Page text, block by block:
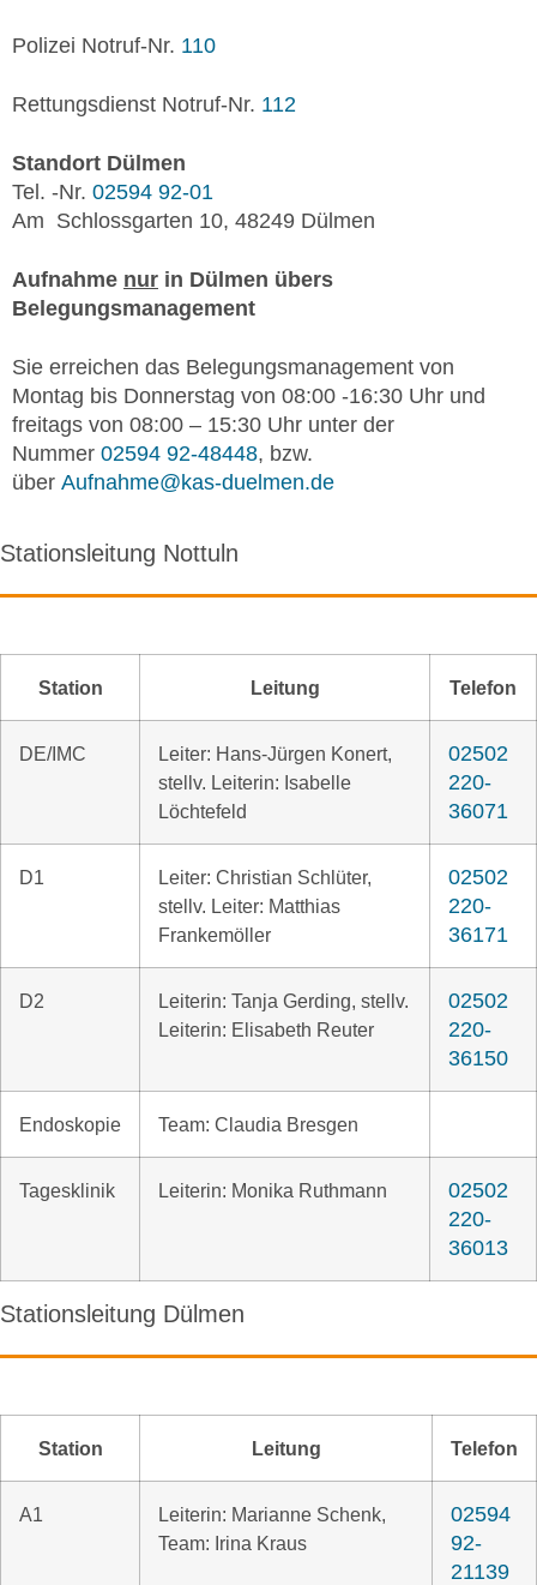
Polizei Notruf-Nr. 110
Rettungsdienst Notruf-Nr. 112
Standort Dülmen
Tel. -Nr. 02594 92-01
Am Schlossgarten 10, 48249 Dülmen
Aufnahme nur in Dülmen übers
Belegungsmanagement
Sie erreichen das Belegungsmanagement von
Montag bis Donnerstag von 08:00 -16:30 Uhr und
freitags von 08:00 – 15:30 Uhr unter der
Nummer 02594 92-48448, bzw.
über Aufnahme@kas-duelmen.de
Stationsleitung Nottuln
Station Leitung Telefon
DE/IMC
Leiter: Hans-Jürgen Konert,
stellv. Leiterin: Isabelle
Löchtefeld
02502
220-
36071
D1
Leiter: Christian Schlüter,
stellv. Leiter: Matthias
Frankemöller
02502
220-
36171
D2
Leiterin: Tanja Gerding, stellv.
Leiterin: Elisabeth Reuter
02502
220-
36150
Endoskopie Team: Claudia Bresgen
Tagesklinik Leiterin: Monika Ruthmann
02502
220-
36013
Stationsleitung Dülmen
Station Leitung Telefon
A1
Leiterin: Marianne Schenk,
Team: Irina Kraus
02594
92-
21139